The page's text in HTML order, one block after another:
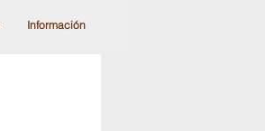
Información